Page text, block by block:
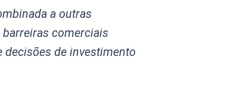
a outras
comerciais
decisões de investimento